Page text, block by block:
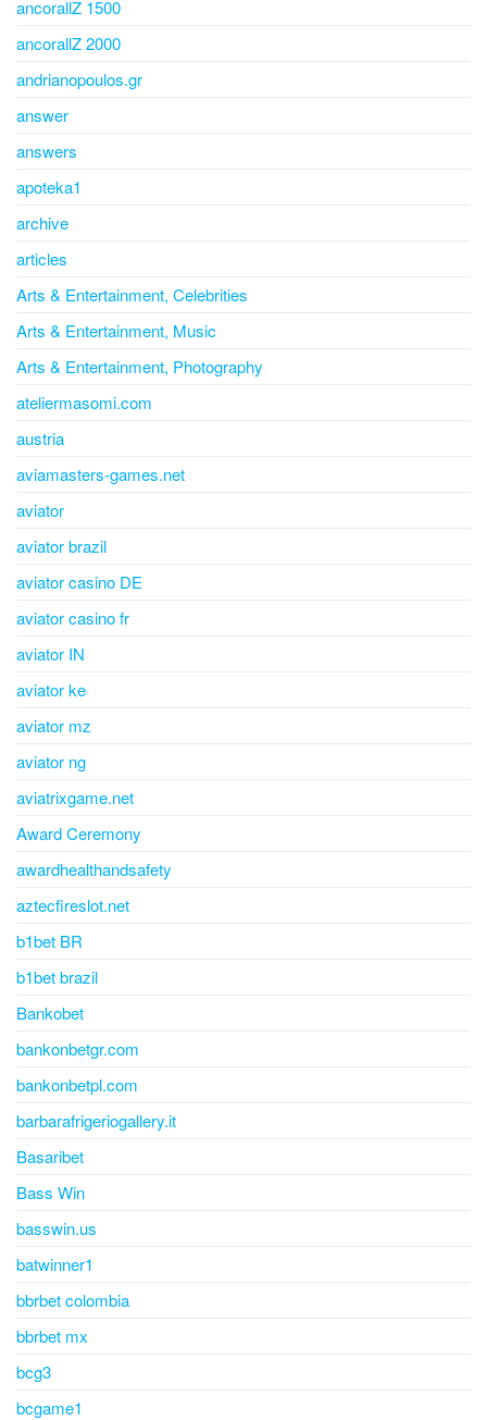
ancorallZ 1500
ancorallZ 2000
andrianopoulos.gr
answer
answers
apoteka1
archive
articles
Arts & Entertainment, Celebrities
Arts & Entertainment, Music
Arts & Entertainment, Photography
ateliermasomi.com
austria
aviamasters-games.net
aviator
aviator brazil
aviator casino DE
aviator casino fr
aviator IN
aviator ke
aviator mz
aviator ng
aviatrixgame.net
Award Ceremony
awardhealthandsafety
aztecfireslot.net
b1bet BR
b1bet brazil
Bankobet
bankonbetgr.com
bankonbetpl.com
barbarafrigeriogallery.it
Basaribet
Bass Win
basswin.us
batwinner1
bbrbet colombia
bbrbet mx
bcg3
bcgame1